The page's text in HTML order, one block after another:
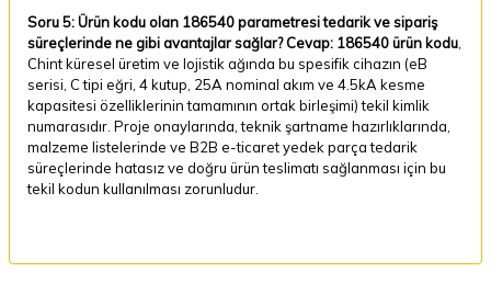
Soru 5: Ürün kodu olan 186540 parametresi tedarik ve sipariş
süreçlerinde ne gibi avantajlar sağlar?Cevap: 186540 ürün kodu
Chint küresel üretim ve lojistik ağında bu spesifik cihazın (eB
serisi, C tipi eğri, 4 kutup, 25A nominal akım ve 4.5kA kesme
kapasitesi özelliklerinin tamamının ortak birleşimi) tekil kimlik
numarasıdır. Proje onaylarında, teknik şartname hazırlıklarında,
malzeme listelerinde ve B2B e-ticaret yedek parça tedarik
süreçlerinde hatasız ve doğru ürün teslimatı sağlanması için bu
tekil kodun kullanılması zorunludur.